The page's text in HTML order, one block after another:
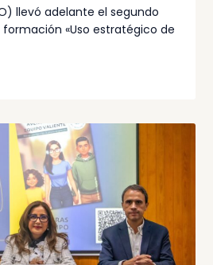
llevó adelante el segundo
«Uso estratégico de